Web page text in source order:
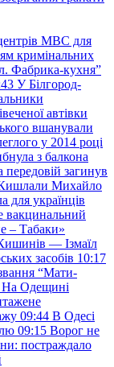
МВС для
кримінальних
Фабрика-кухня”
У Білгород-
автівки
вшанували
у 2014 році
з балкона
передовій загинув
Кишлали Михайло
для українців
вакцинальний
– Табаки»
— Ізмаїл
засобів 10:17
“Мати-
На Одещині
09:44 В Одесі
09:15 Ворог не
постраждало